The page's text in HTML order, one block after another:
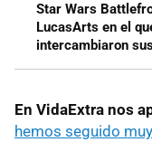
Star Wars
LucasArts en el
intercambiaron
En VidaExtra nos
hemos seguido